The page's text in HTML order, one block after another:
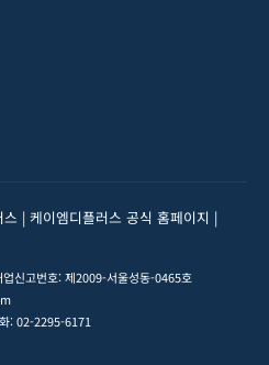
| 케이엠디플러스 공식 홈페이지 |
신고번호: 제2009-서울성동-0465호
: 02-2295-6171